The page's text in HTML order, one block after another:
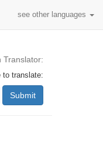
see other languages
Translator:
to translate:
Submit